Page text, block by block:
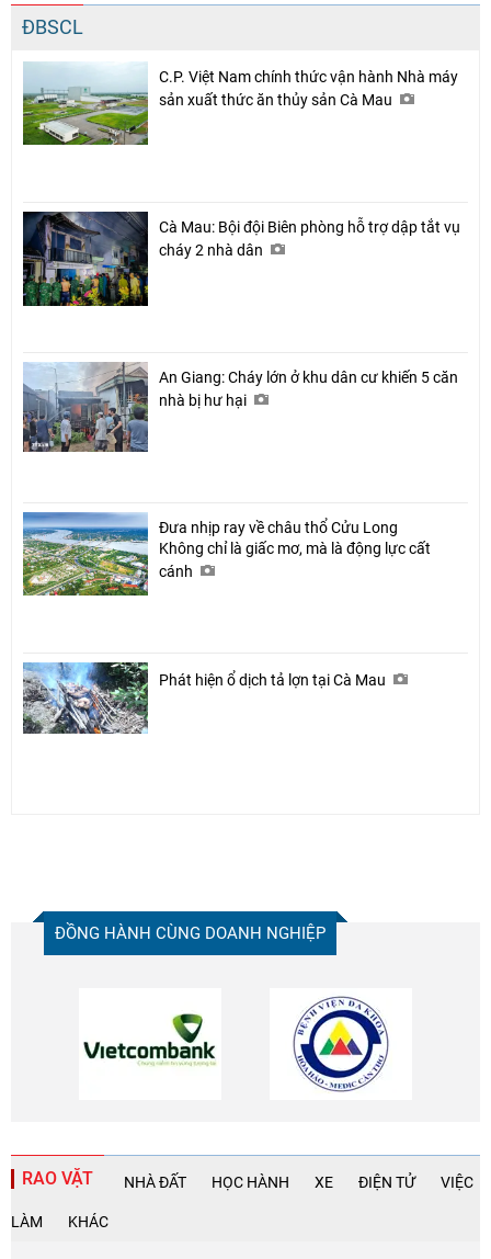
ĐBSCL
C.P. Việt Nam chính thức vận hành Nhà máy
sản xuất thức ăn thủy sản Cà Mau
Cà Mau: Bội đội Biên phòng hỗ trợ dập tắt vụ
cháy 2 nhà dân
An Giang: Cháy lớn ở khu dân cư khiến 5 căn
nhà bị hư hại
Đưa nhịp ray về châu thổ Cửu Long
Không chỉ là giấc mơ, mà là động lực cất
cánh
Phát hiện ổ dịch tả lợn tại Cà Mau
ĐỒNG HÀNH CÙNG DOANH NGHIỆP
RAO VẶT NHÀ ĐẤT HỌC HÀNH XE ĐIỆN TỬ VIỆC
LÀM KHÁC